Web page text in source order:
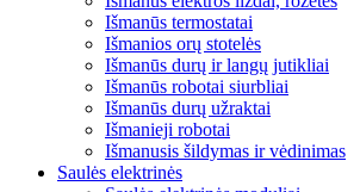
Išmanūs termostatai
Išmanios orų stotelės
Išmanūs durų ir langų jutikliai
Išmanūs robotai siurbliai
Išmanūs durų užraktai
Išmanieji robotai
Išmanusis šildymas ir vėdinimas
Saulės elektrinės